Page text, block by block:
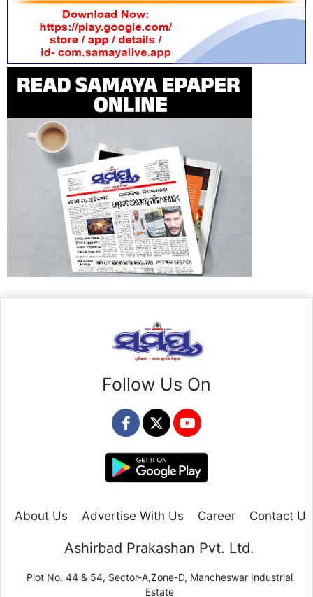
Follow Us On
About Us Advertise With Us Career Contact Us
Ashirbad Prakashan Pvt. Ltd.
Plot No. 44 & 54, Sector-A,Zone-D, Mancheswar Industrial
Estate